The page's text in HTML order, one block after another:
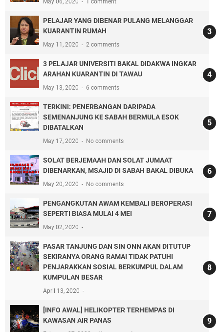
May 06, 2020 1 comment
PELAJAR YANG DIBENAR PULANG MELANGGAR
KUARANTIN RUMAH
May 11, 2020 2 comments
3 PELAJAR UNIVERSITI BAKAL DIDAKWA INGKAR
ARAHAN KUARANTIN DI TAWAU
May 13, 2020 6 comments
TERKINI: PENERBANGAN DARIPADA
SEMENANJUNG KE SABAH BERMULA ESOK
DIBATALKAN
May 17, 2020 No comments
SOLAT BERJEMAAH DAN SOLAT JUMAAT
DIBENARKAN, MSAJID DI SABAH BAKAL DIBUKA
May 20, 2020 No comments
PENGANGKUTAN AWAM KEMBALI BEROPERASI
SEPERTI BIASA MULAI 4 MEI
May 02, 2020
PASAR TANJUNG DAN SIN ONN AKAN DITUTUP
SEKIRANYA ORANG RAMAI TIDAK PATUHI
PENJARAKKAN SOSIAL BERKUMPUL DALAM
KUMPULAN BESAR
April 13, 2020
[INFO AWAL] HELIKOPTER TERHEMPAS DI
KAWASAN AIR PANAS